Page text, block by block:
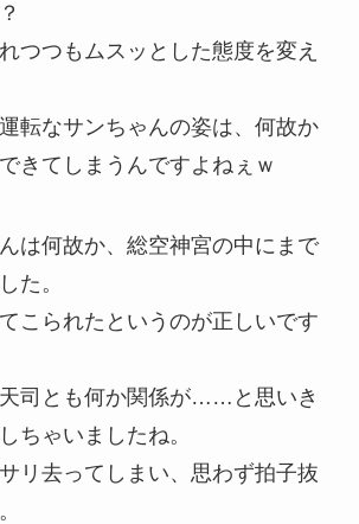
つつもムスッとした態度を変え
転なサンちゃんの姿は、何故か
きてしまうんですよねぇｗ
は何故か、総空神宮の中にまで
た。
こられたというのが正しいです
司とも何か関係が……と思いき
ちゃいましたね。
リ去ってしまい、思わず拍子抜